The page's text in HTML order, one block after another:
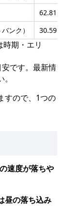
ンク）
期・エリ
です。最新情
すので、1つの
速度が落ちや
昼の落ち込み